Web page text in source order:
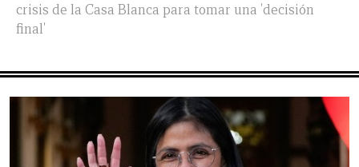
crisis de la Casa Blanca para tomar una 'decisión
final'